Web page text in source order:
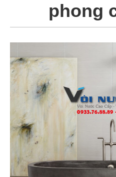
phong